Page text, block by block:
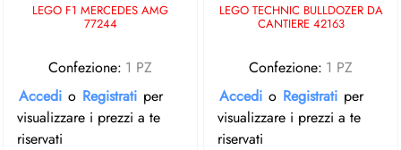
LEGO F1 MERCEDES AMG
77244
Confezione: 1 PZ
Accedi o Registrati per
visualizzare i prezzi a te
riservati
LEGO TECHNIC BULLDOZER DA
CANTIERE 42163
Confezione: 1 PZ
Accedi o Registrati per
visualizzare i prezzi a te
riservati